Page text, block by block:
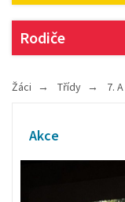
Rodiče
Žáci Třídy 7. A
Akce